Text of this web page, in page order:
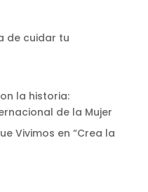
de cuidar tu
la historia:
de la Mujer
Vivimos en “Crea la